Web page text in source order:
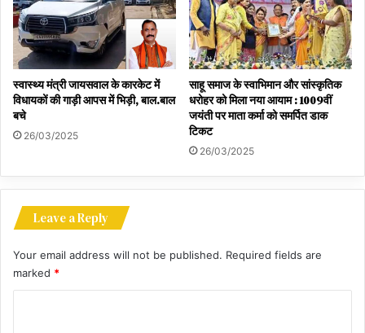
स्वास्थ्य मंत्री जायसवाल के कारकेट में
विधायकों की गाड़ी आपस में भिड़ी, बाल.बाल
बचे
26/03/2025
साहू समाज के स्वाभिमान और सांस्कृतिक
धरोहर को मिला नया आयाम : 1009वीं
जयंती पर माता कर्मा को समर्पित डाक
टिकट
26/03/2025
Leave a Reply
Your email address will not be published. Required fields are
marked *